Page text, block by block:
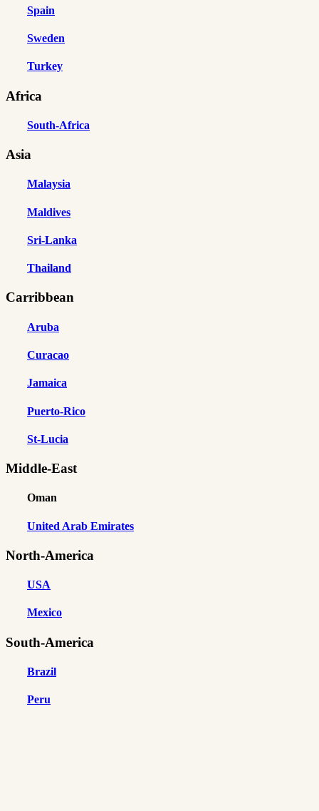
Spain
Sweden
Turkey
Africa
South-Africa
Asia
Malaysia
Maldives
Sri-Lanka
Thailand
Carribbean
Aruba
Curacao
Jamaica
Puerto-Rico
St-Lucia
Middle-East
Oman
United Arab Emirates
North-America
USA
Mexico
South-America
Brazil
Peru